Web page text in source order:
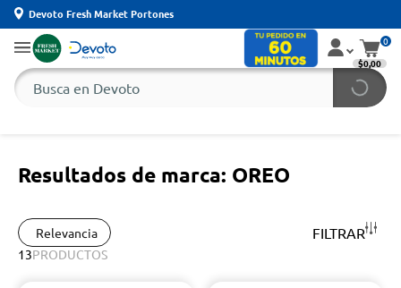
Devoto Fresh Market Portones
0
$0,00
Resultados de marca: OREO
Relevancia FILTRAR
13PRODUCTOS